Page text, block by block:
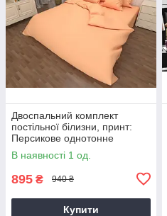
Двоспальний комплект
постільної білизни, принт:
Персикове однотонне
В наявності 1 од.
895 ₴ 940 ₴
Купити